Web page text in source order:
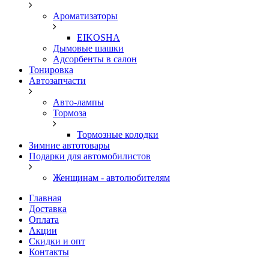
Ароматизаторы
EIKOSHA
Дымовые шашки
Адсорбенты в салон
Тонировка
Автозапчасти
Авто-лампы
Тормоза
Тормозные колодки
Зимние автотовары
Подарки для автомобилистов
Женщинам - автолюбителям
Главная
Доставка
Оплата
Акции
Скидки и опт
Контакты